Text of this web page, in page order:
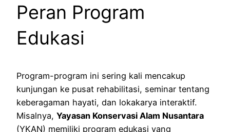
Peran Program
Edukasi
Program-program ini sering kali mencakup
kunjungan ke pusat rehabilitasi, seminar tentang
keberagaman hayati, dan lokakarya interaktif.
Misalnya, Yayasan Konservasi Alam Nusantara
(YKAN) memiliki program edukasi yang